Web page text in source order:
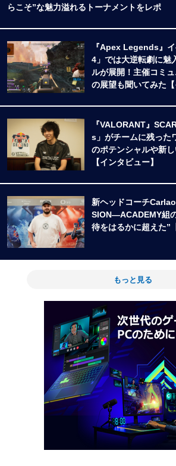
らこそ”な魅力溢れるトーナメントをレポ
『Apex Legends』
4」では大逆転劇に魅
ルが展開！主催コミ
の展望も聞いてみた【
『VALORANT』
s」がチームに残っ
のポテンシャルや新
【インタビュー】
新ヘッドコーチ
SION―ACADEMY組
待をはるかに超えた”
もっと見る